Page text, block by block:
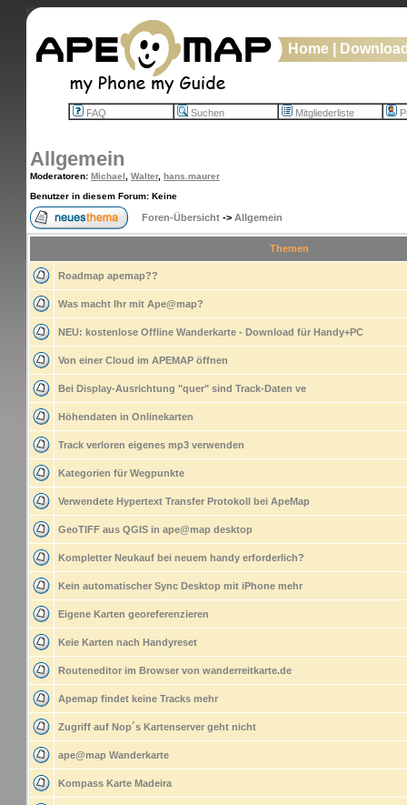
Home
FAQ Suchen Mitgliederliste
Allgemein
Moderatoren: Michael Walter, hans.maurer
Benutzer in diesem Forum: Keine
Foren-Übersicht -> Allgemein
Themen
Roadmap apemap??
Was macht Ihr mit Ape@map?
NEU: kostenlose Offline Wanderkarte - Download für Handy+PC
Von einer Cloud im APEMAP öffnen
Bei Display-Ausrichtung "quer" sind Track-Daten ve
Höhendaten in Onlinekarten
Track verloren eigenes mp3 verwenden
Kategorien für Wegpunkte
Verwendete Hypertext Transfer Protokoll bei ApeMap
GeoTIFF aus QGIS in ape@map desktop
Kompletter Neukauf bei neuem handy erforderlich?
Kein automatischer Sync Desktop mit iPhone mehr
Eigene Karten georeferenzieren
Keie Karten nach Handyreset
Routeneditor im Browser von wanderreitkarte.de
Apemap findet keine Tracks mehr
Zugriff auf Nop´s Kartenserver geht nicht
ape@map Wanderkarte
Kompass Karte Madeira